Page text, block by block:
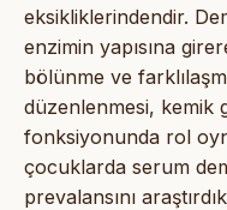
eksikliklerindendir.
enzimin yapısına
bölünme ve
düzenlenmesi, kemik
fonksiyonunda rol
çocuklarda serum
prevalansını